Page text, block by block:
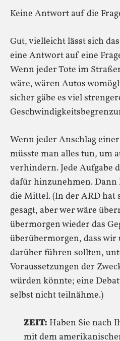
Keine Antwort auf die
Gut, vielleicht lässt sich
eine Antwort auf eine
Wenn jeder Tote im
wäre, wären Autos
sicher gäbe es viel
Wenn jeder Anschlag
müsste man alles tun, um
verhindern. Jede Aufgabe
dafür hinzunehmen. Dann
die Mittel. (In der ARD hat
gesagt, aber wer wäre
übermorgen wieder das
überübermorgen, dass wir
darüber führen sollten,
Voraussetzungen der
würden könnte; eine
selbst nicht teilnähme.)
ZEIT: Haben Sie nach
mit dem